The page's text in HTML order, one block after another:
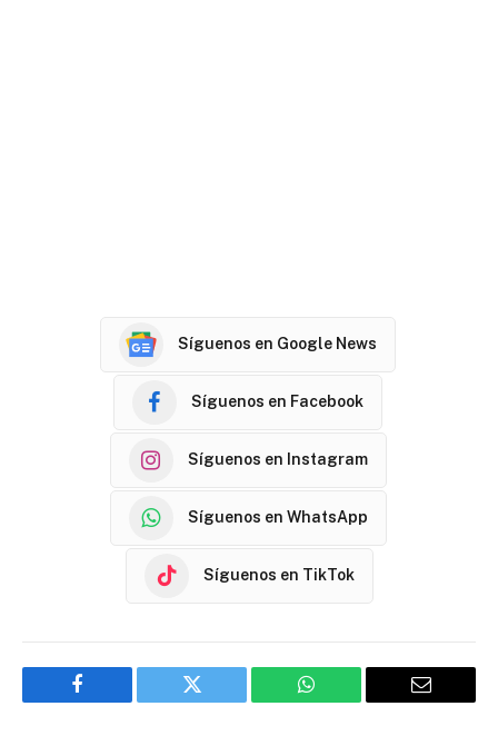
Síguenos en Google News
Síguenos en Facebook
Síguenos en Instagram
Síguenos en WhatsApp
Síguenos en TikTok
Facebook Twitter WhatsApp Email